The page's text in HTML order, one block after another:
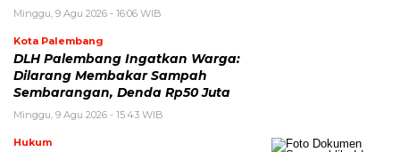
Minggu, 9 Agu 2026 - 16:06 WIB
Kota Palembang
DLH Palembang Ingatkan Warga:
Dilarang Membakar Sampah
Sembarangan, Denda Rp50 Juta
Minggu, 9 Agu 2026 - 15:43 WIB
Hukum